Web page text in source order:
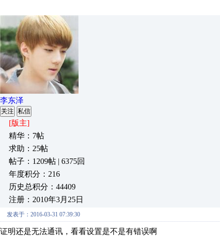
李东泽
关注 私信
[版主]
精华：7帖
求助：25帖
帖子：1209帖 | 6375回
年度积分：216
历史总积分：44409
注册：2010年3月25日
发表于：2016-03-31 07:39:30
证明还是无法通讯，看看设置是不是有错误啊